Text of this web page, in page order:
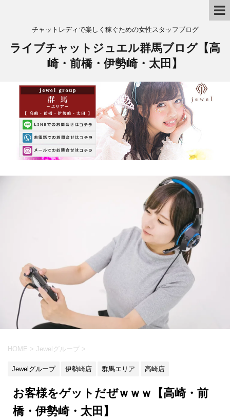
チャットレディで楽しく稼ぐための女性スタッフブログ
ライブチャットジュエル群馬ブログ【高
崎・前橋・伊勢崎・太田】
HOME > Jewelグループ >
Jewelグループ 伊勢崎店 群馬エリア 高崎店
お客様をゲットだぜｗｗｗ【高崎・前
橋・伊勢崎・太田】